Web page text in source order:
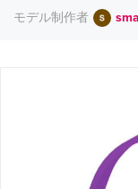
モデル制作者